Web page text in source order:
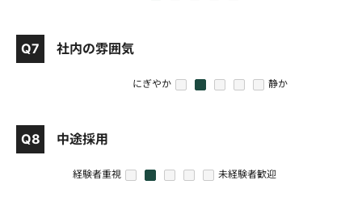
Q7 社内の雰囲気
にぎやか 静か
Q8 中途採用
経験者重視 未経験者歓迎